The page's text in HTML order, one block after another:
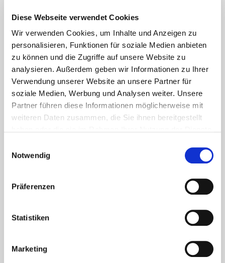
Diese Webseite verwendet Cookies
Wir verwenden Cookies, um Inhalte und Anzeigen zu
personalisieren, Funktionen für soziale Medien anbieten
zu können und die Zugriffe auf unsere Website zu
analysieren. Außerdem geben wir Informationen zu Ihrer
Verwendung unserer Website an unsere Partner für
soziale Medien, Werbung und Analysen weiter. Unsere
Partner führen diese Informationen möglicherweise mit
weiteren Daten zusammen, die Sie ihnen bereitgestellt
Notwendig
Präferenzen
Statistiken
Marketing
UNSERE EMPFEHLUNGEN
Osten?
Mehr erfahren